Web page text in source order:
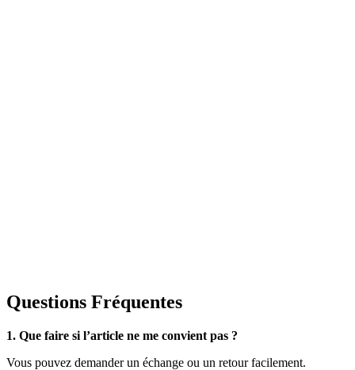
Questions Fréquentes
1. Que faire si l’article ne me convient pas ?
Vous pouvez demander un échange ou un retour facilement.